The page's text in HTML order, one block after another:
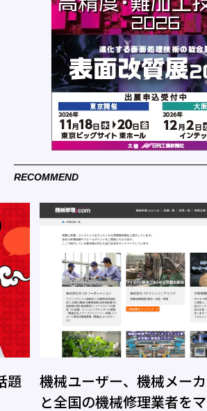
RECOMMEND
社
最終回 EV化の総括とプ
ーカーへの提言